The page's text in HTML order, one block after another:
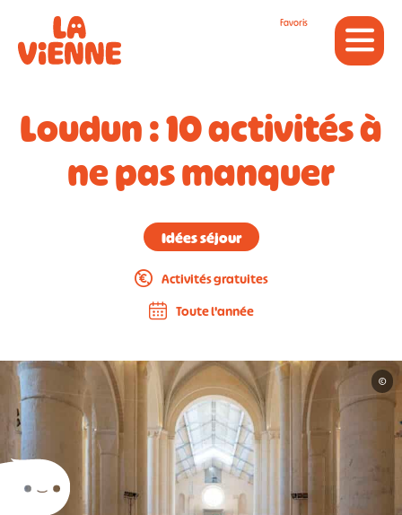
Favoris
Loudun : 10 activités à
ne pas manquer
Idées séjour
Activités gratuites
Toute l'année
©